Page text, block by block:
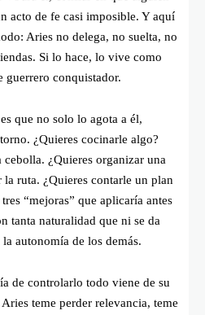
acto de fe casi imposible. Y aquí
Aries no delega, no suelta, no
Si lo hace, lo vive como
guerrero conquistador.
que no solo lo agota a él,
¿Quieres cocinarle algo?
¿Quieres organizar una
ruta. ¿Quieres contarle un plan
“mejoras” que aplicaría antes
tanta naturalidad que ni se da
autonomía de los demás.
de controlarlo todo viene de su
teme perder relevancia, teme